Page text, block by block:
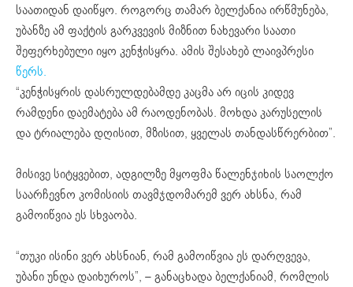
საათიდან დაიწყო. როგორც თამარ ბელქანია ირწმუნება,
უბანზე ამ ფაქტის გარკვევის მიზნით ნახევარი საათი
შეფერხებული იყო კენჭისყრა. ამის შესახებ ლაივპრესი
წერს.
“კენჭისყრის დასრულდებამდე კაცმა არ იცის კიდევ
რამდენი დაემატება ამ რაოდენობას. მოხდა კარუსელის
და ტრიალება დღისით, მზისით, ყველას თანდასწრერბით”.
მისივე სიტყვებით, ადგილზე მყოფმა წალენჯიხის საოლქო
საარჩევნო კომისიის თავმჯდომარემ ვერ ახსნა, რამ
გამოიწვია ეს სხვაობა.
“თუკი ისინი ვერ ახსნიან, რამ გამოიწვია ეს დარღვევა,
უბანი უნდა დაიხუროს”, – განაცხადა ბელქანიამ, რომლის